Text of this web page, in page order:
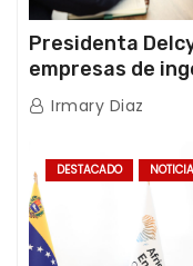
Presidenta
empresas de
International y
Irmary Diaz
DESTACADO